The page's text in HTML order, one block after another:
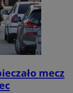
mecz